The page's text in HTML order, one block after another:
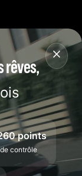
rêves,
points
de contrôle